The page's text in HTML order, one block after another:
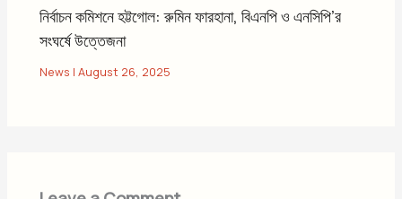
নির্বাচন কমিশনে হট্টগোল: রুমিন ফারহানা, বিএনপি ও এনসিপি’র
সংঘর্ষে উত্তেজনা
News |August 26, 2025